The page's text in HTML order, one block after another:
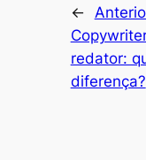
←
redator:
diferença?